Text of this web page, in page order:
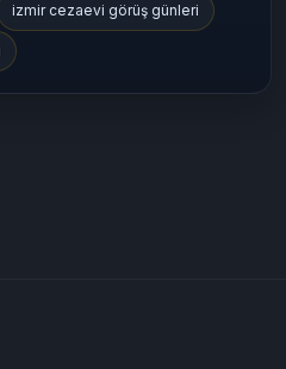
izmir cezaevi görüş günleri